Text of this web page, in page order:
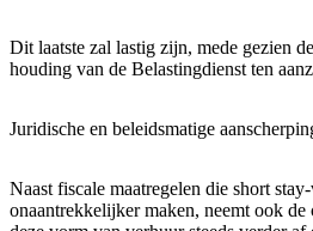
Dit laatste zal lastig zijn, mede gezien
houding van de Belastingdienst ten
Juridische en beleidsmatige
Naast fiscale maatregelen die short
onaantrekkelijker maken, neemt ook